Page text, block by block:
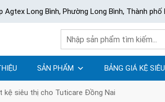
Agtex Long Bình, Phường Long Bình, Thành phố
SẢN PHẨM BẢNG GIÁ KỆ
kệ siêu thị cho Tuticare Đồng Nai